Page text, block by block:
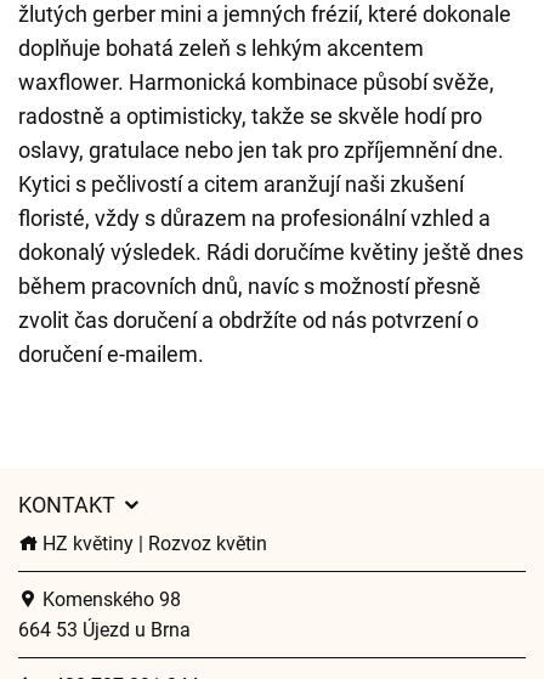
žlutých gerber mini a jemných frézií, které dokonale
doplňuje bohatá zeleň s lehkým akcentem
waxflower. Harmonická kombinace působí svěže,
radostně a optimisticky, takže se skvěle hodí pro
oslavy, gratulace nebo jen tak pro zpříjemnění dne.
Kytici s pečlivostí a citem aranžují naši zkušení
floristé, vždy s důrazem na profesionální vzhled a
dokonalý výsledek. Rádi doručíme květiny ještě dnes
během pracovních dnů, navíc s možností přesně
zvolit čas doručení a obdržíte od nás potvrzení o
doručení e-mailem.
KONTAKT
HZ květiny | Rozvoz květin
Komenského 98
664 53 Újezd u Brna